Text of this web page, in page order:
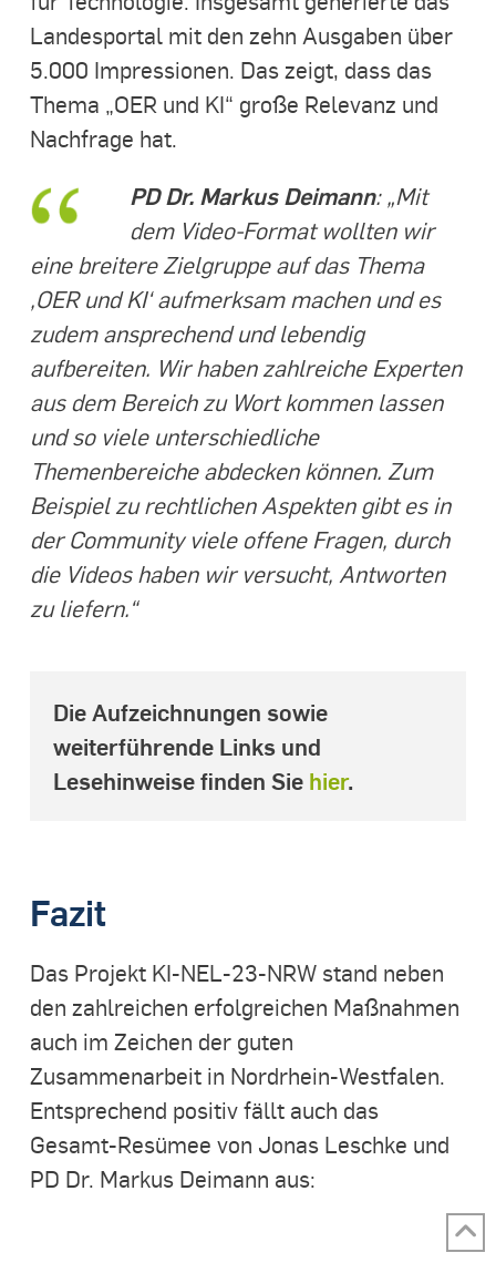
Landesportal mit den zehn Ausgaben über
5.000 Impressionen. Das zeigt, dass das
Thema „OER und KI“ große Relevanz und
Nachfrage hat.
PD Dr. Markus Deimann: „Mit
dem Video-Format wollten wir
eine breitere Zielgruppe auf das Thema
‚OER und KI‘ aufmerksam machen und es
zudem ansprechend und lebendig
aufbereiten. Wir haben zahlreiche Experten
aus dem Bereich zu Wort kommen lassen
und so viele unterschiedliche
Themenbereiche abdecken können. Zum
Beispiel zu rechtlichen Aspekten gibt es in
der Community viele offene Fragen, durch
die Videos haben wir versucht, Antworten
zu liefern.“
Die Aufzeichnungen sowie
weiterführende Links und
Lesehinweise finden Sie hier.
Fazit
Das Projekt KI-NEL-23-NRW stand neben
den zahlreichen erfolgreichen Maßnahmen
auch im Zeichen der guten
Zusammenarbeit in Nordrhein-Westfalen.
Entsprechend positiv fällt auch das
Gesamt-Resümee von Jonas Leschke und
PD Dr. Markus Deimann aus: